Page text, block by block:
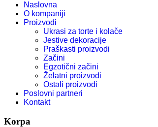
Naslovna
O kompaniji
Proizvodi
Ukrasi za torte i kolače
Jestive dekoracije
Praškasti proizvodi
Začini
Egzotični začini
Želatni proizvodi
Ostali proizvodi
Poslovni partneri
Kontakt
Korpa